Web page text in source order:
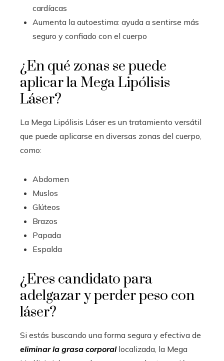
cardíacas
Aumenta la autoestima: ayuda a sentirse más
seguro y confiado con el cuerpo
¿En qué zonas se puede
aplicar la Mega Lipólisis
Láser?
La Mega Lipólisis Láser es un tratamiento versátil
que puede aplicarse en diversas zonas del cuerpo,
como:
Abdomen
Muslos
Glúteos
Brazos
Papada
Espalda
¿Eres candidato para
adelgazar y perder peso con
láser?
Si estás buscando una forma segura y efectiva de
eliminar la grasa corporallocalizada, la Mega